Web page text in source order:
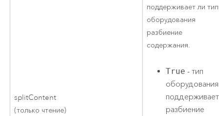
splitContent
(только чтение)
поддерживает ли тип
оборудования
разбиение
содержания.
True - тип
оборудования
поддерживает
разбиение